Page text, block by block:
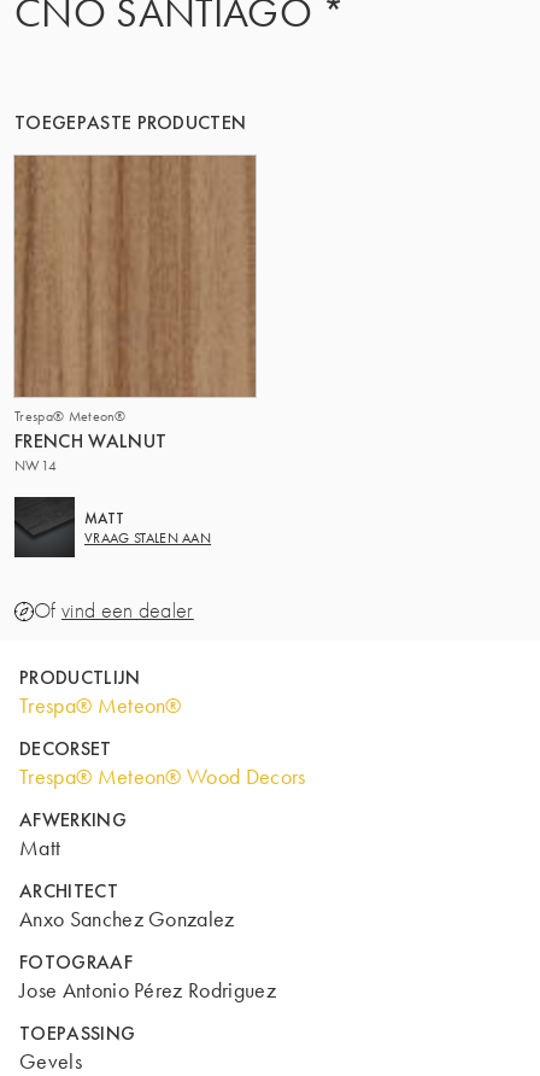
CNO SANTIAGO *
TOEGEPASTE PRODUCTEN
Trespa® Meteon®
FRENCH WALNUT
NW14
MATT
VRAAG STALEN AAN
Of vind een dealer
PRODUCTLIJN
Trespa® Meteon®
DECORSET
Trespa® Meteon® Wood Decors
AFWERKING
Matt
ARCHITECT
Anxo Sanchez Gonzalez
FOTOGRAAF
Jose Antonio Pérez Rodriguez
TOEPASSING
Gevels